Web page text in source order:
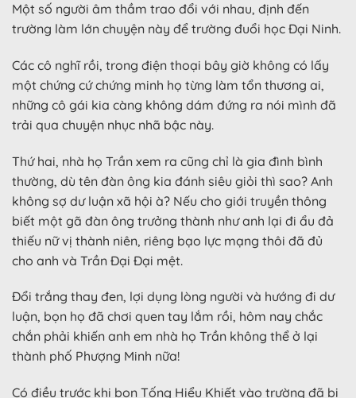
Một số người âm thầm trao đổi với nhau, định đến
trường làm lớn chuyện này để trường đuổi học Đại Ninh.
Các cô nghĩ rồi, trong điện thoại bây giờ không có lấy
một chứng cứ chứng minh họ từng làm tổn thương ai,
những cô gái kia càng không dám đứng ra nói mình đã
trải qua chuyện nhục nhã bậc này.
Thứ hai, nhà họ Trần xem ra cũng chỉ là gia đình bình
thường, dù tên đàn ông kia đánh siêu giỏi thì sao? Anh
không sợ dư luận xã hội à? Nếu cho giới truyền thông
biết một gã đàn ông trưởng thành như anh lại đi ẩu đả
thiếu nữ vị thành niên, riêng bạo lực mạng thôi đã đủ
cho anh và Trần Đại Đại mệt.
Đổi trắng thay đen, lợi dụng lòng người và hướng đi dư
luận, bọn họ đã chơi quen tay lắm rồi, hôm nay chắc
chắn phải khiến anh em nhà họ Trần không thể ở lại
thành phố Phượng Minh nữa!
Có điều trước khi bọn Tống Hiểu Khiết vào trường đã bị